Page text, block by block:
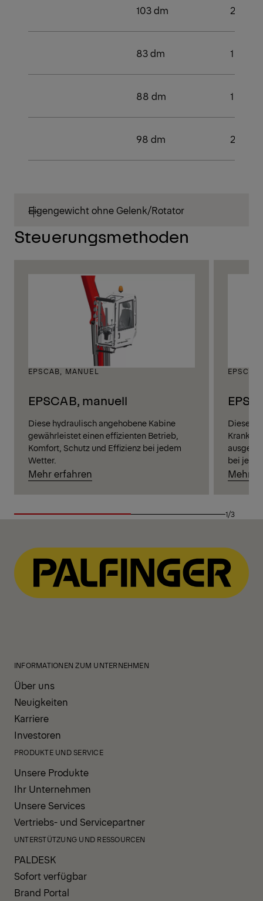
103 dm 2
83 dm 1
88 dm 1
98 dm 2
Eigengewicht ohne Gelenk/Rotator
Steuerungsmethoden
EPSCAB, MANUEL
EPSCAB, manuell
Diese hydraulisch angehobene Kabine
gewährleistet einen effizienten Betrieb,
Komfort, Schutz und Effizienz bei jedem
Wetter.
Mehr erfahren
Diese
bei
Mehr
1/3
INFORMATIONEN ZUM UNTERNEHMEN
Über uns
Neuigkeiten
Karriere
Investoren
PRODUKTE UND SERVICE
Unsere Produkte
Ihr Unternehmen
Unsere Services
Vertriebs- und Servicepartner
UNTERSTÜTZUNG UND RESSOURCEN
PALDESK
Sofort verfügbar
Brand Portal